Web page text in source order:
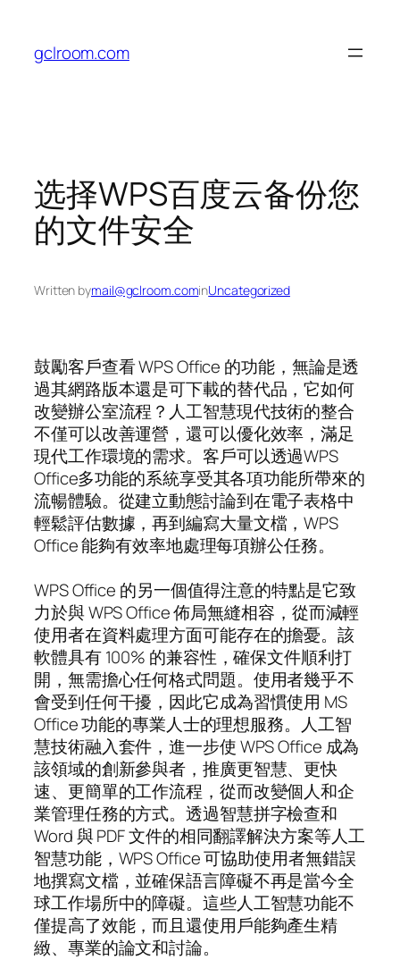
content
gclroom.com
选择WPS百度云备份您
的文件安全
Written bymail@gclroom.cominUncategorized
鼓勵客戶查看 WPS Office 的功能，無論是透
過其網路版本還是可下載的替代品，它如何
改變辦公室流程？人工智慧現代技術的整合
不僅可以改善運營，還可以優化效率，滿足
現代工作環境的需求。客戶可以透過WPS
Office多功能的系統享受其各項功能所帶來的
流暢體驗。從建立動態討論到在電子表格中
輕鬆評估數據，再到編寫大量文檔，WPS
Office 能夠有效率地處理每項辦公任務。
WPS Office 的另一個值得注意的特點是它致
力於與 WPS Office 佈局無縫相容，從而減輕
使用者在資料處理方面可能存在的擔憂。該
軟體具有 100% 的兼容性，確保文件順利打
開，無需擔心任何格式問題。使用者幾乎不
會受到任何干擾，因此它成為習慣使用 MS
Office 功能的專業人士的理想服務。人工智
慧技術融入套件，進一步使 WPS Office 成為
該領域的創新參與者，推廣更智慧、更快
速、更簡單的工作流程，從而改變個人和企
業管理任務的方式。透過智慧拼字檢查和
Word 與 PDF 文件的相同翻譯解決方案等人工
智慧功能，WPS Office 可協助使用者無錯誤
地撰寫文檔，並確保語言障礙不再是當今全
球工作場所中的障礙。這些人工智慧功能不
僅提高了效能，而且還使用戶能夠產生精
緻、專業的論文和討論。